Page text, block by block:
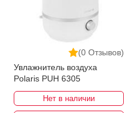
(0 Отзывов)
Увлажнитель воздуха
Polaris PUH 6305
Нет в наличии